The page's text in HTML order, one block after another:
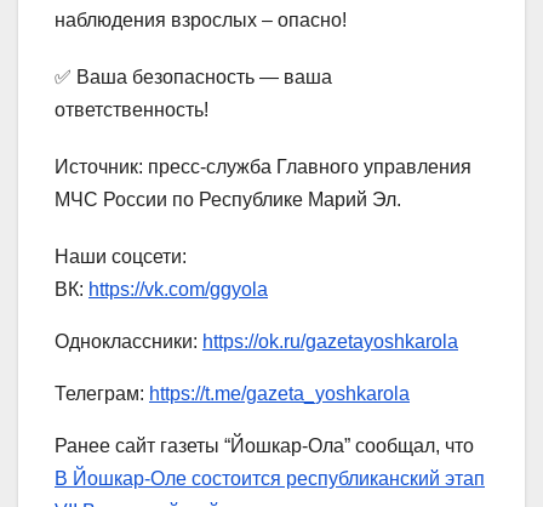
наблюдения взрослых – опасно!
✅ Ваша безопасность — ваша
ответственность!
Источник: пресс-служба Главного управления
МЧС России по Республике Марий Эл.
Наши соцсети:
ВК: https://vk.com/ggyola
Одноклассники: https://ok.ru/gazetayoshkarola
Телеграм: https://t.me/gazeta_yoshkarola
Ранее сайт газеты “Йошкар-Ола” сообщал, что
В Йошкар-Оле состоится республиканский этап